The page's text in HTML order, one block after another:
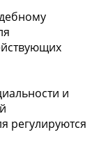
и
регулируются